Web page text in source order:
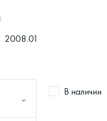
2008.01
В наличии